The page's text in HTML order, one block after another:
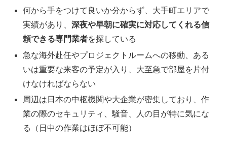
何から手をつけて良いか分からず、大手町エリアで
実績があり、深夜や早朝に確実に対応してくれる信
頼できる専門業者を探している
急な海外赴任やプロジェクトルームへの移動、ある
いは重要な来客の予定が入り、大至急で部屋を片付
けなければならない
周辺は日本の中枢機関や大企業が密集しており、作
業の際のセキュリティ、騒音、人の目が特に気にな
る（日中の作業はほぼ不可能）